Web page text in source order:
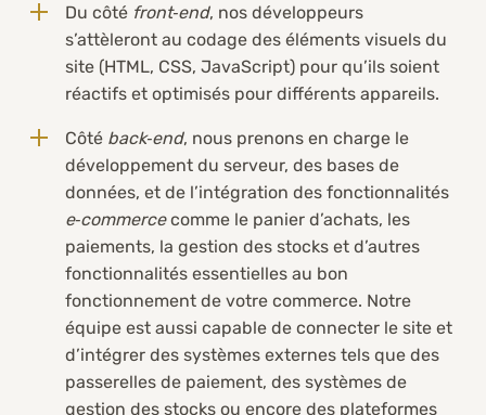
Du côté front‑end, nos développeurs
s’attèleront au codage des éléments visuels du
site (HTML, CSS, JavaScript) pour qu’ils soient
réactifs et optimisés pour différents appareils.
Côté back‑end, nous prenons en charge le
développement du serveur, des bases de
données, et de l’intégration des fonctionnalités
e‑commercecomme le panier d’achats, les
paiements, la gestion des stocks et d’autres
fonctionnalités essentielles au bon
fonctionnement de votre commerce. Notre
équipe est aussi capable de connecter le site et
d’intégrer des systèmes externes tels que des
passerelles de paiement, des systèmes de
gestion des stocks ou encore des plateformes